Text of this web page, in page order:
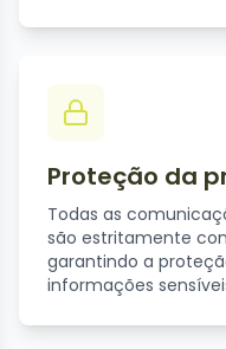
Proteção da
Todas as
são estritamente
garantindo a
informações